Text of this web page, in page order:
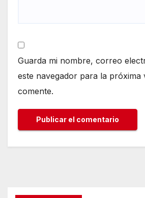
Guarda mi nombre, correo
este navegador para la próxima
comente.